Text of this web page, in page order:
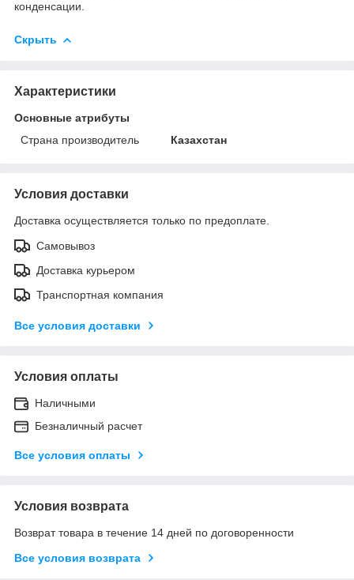
конденсации.
Скрыть
Характеристики
Основные атрибуты
Страна производитель
Казахстан
Условия доставки
Доставка осуществляется только по предоплате.
Самовывоз
Доставка курьером
Транспортная компания
Все условия доставки
Условия оплаты
Наличными
Безналичный расчет
Все условия оплаты
Условия возврата
Возврат товара в течение 14 дней по договоренности
Все условия возврата